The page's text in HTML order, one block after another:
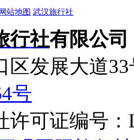
网站地图 武汉旅行社
行社有限公司
区发展大道
号
许可证编号